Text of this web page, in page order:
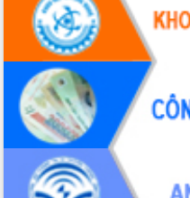
Hội thảo khoa học “Giải pháp thúc đẩy
phát triển nền kinh tế xanh tại tỉnh
Đắk Lắk”
Tăng cường giám sát, đôn đốc thực
hiện nhiệm vụ quản lý tài sản công
hàng tuần
Tháo gỡ những vướng mắc, đẩy mạnh
công tác cải cách thủ tục hành chính
tại Trung tâm Phục vụ hành chính
công tỉnh